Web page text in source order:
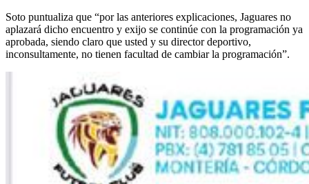
Soto puntualiza que “por las anteriores explicaciones, Jaguares no
aplazará dicho encuentro y exijo se continúe con la programación ya
aprobada, siendo claro que usted y su director deportivo,
inconsultamente, no tienen facultad de cambiar la programación”.